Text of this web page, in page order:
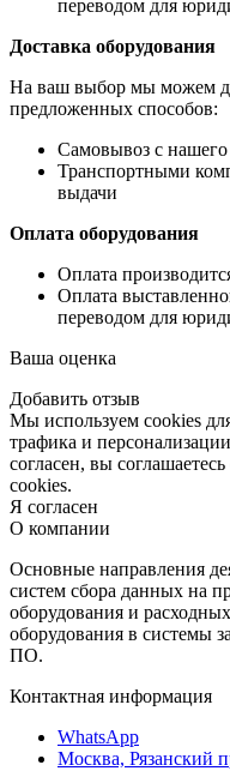
переводом для
Доставка оборудования
На ваш выбор мы можем
предложенных способов:
Самовывоз с нашего
Транспортными
выдачи
Оплата оборудования
Оплата
Оплата
переводом для
Ваша оценка
Добавить отзыв
Мы используем cookies
трафика и
согласен, вы
cookies.
Я согласен
О компании
Основные направления
систем сбора данных на
оборудования и
оборудования в системы
ПО.
Контактная информация
WhatsApp
Москва, Рязанский